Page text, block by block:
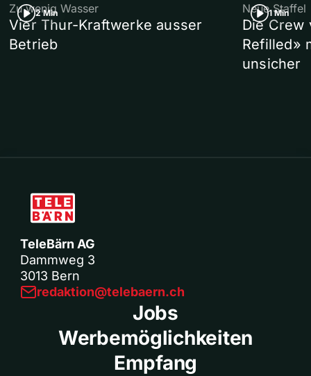
2 Min
Zu wenig Wasser
Vier Thur-Kraftwerke ausser
Betrieb
1 Min
Neue Staffel
Die Crew
Refilled»
unsicher
TeleBärn AG
Dammweg 3
3013 Bern
redaktion@telebaern.ch
Jobs
Werbemöglichkeiten
Empfang